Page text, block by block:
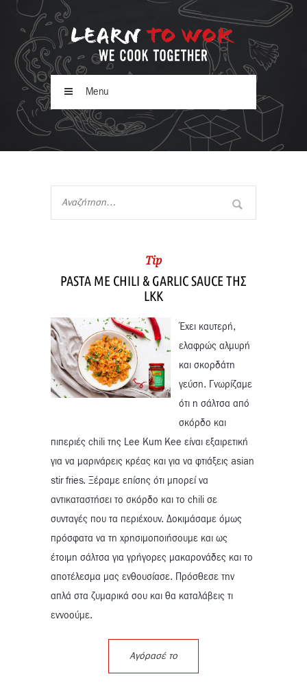
Menu
Tip
PASTA ME CHILI & GARLIC SAUCE ΤΗΣ
LKK
Έχει καυτερή,
ελαφρώς αλμυρή
και σκορδάτη
γεύση. Γνωρίζαμε
ότι η σάλτσα από
σκόρδο και
πιπεριές chili της Lee Kum Kee είναι εξαιρετική
για να μαρινάρεις κρέας και για να φτιάξεις asian
stir fries. Ξέραμε επίσης ότι μπορεί να
αντικαταστήσει το σκόρδο και το chili σε
συνταγές που τα περιέχουν. Δοκιμάσαμε όμως
πρόσφατα να τη χρησιμοποιήσουμε και ως
έτοιμη σάλτσα για γρήγορες μακαρονάδες και το
αποτέλεσμα μας ενθουσίασε. Πρόσθεσε την
απλά στα ζυμαρικά σου και θα καταλάβεις τι
εννοούμε.
Αγόρασέ το